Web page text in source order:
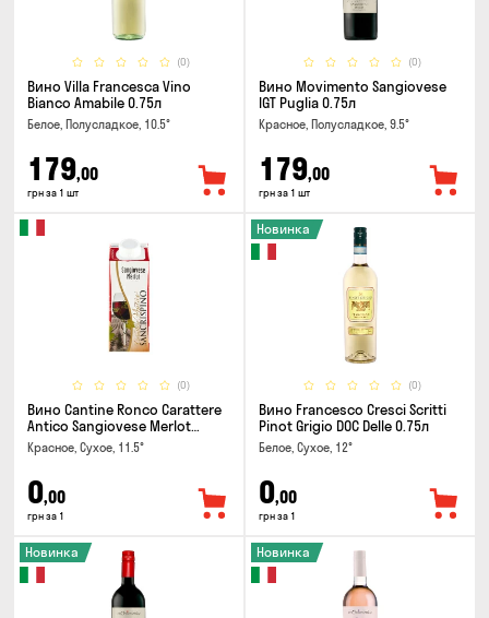
(0)
Вино Villa Francesca Vino
Bianco Amabile 0.75л
Белое, Полусладкое, 10.5°
179,00
грн за 1 шт
(0)
Вино Movimento Sangiovese
IGT Puglia 0.75л
Красное, Полусладкое, 9.5°
179,00
грн за 1 шт
(0)
Вино Cantine Ronco Carattere
Antico Sangiovese Merlot
Rubicone IGT 0.25л
Красное, Сухое, 11.5°
0,00
грн за 1
(0)
Новинка
Вино Francesco Cresci Scritti
Pinot Grigio DOC Delle 0.75л
Белое, Сухое, 12°
0,00
грн за 1
Новинка Новинка